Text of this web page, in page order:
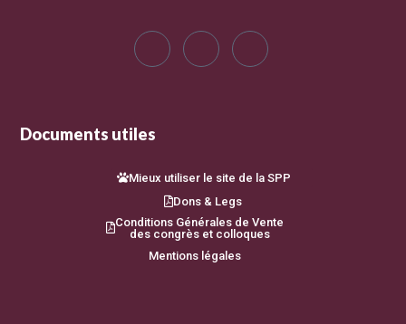
Documents utiles
Mieux utiliser le site de la SPP
Dons & Legs
Conditions Générales de Vente
des congrès et colloques
Mentions légales